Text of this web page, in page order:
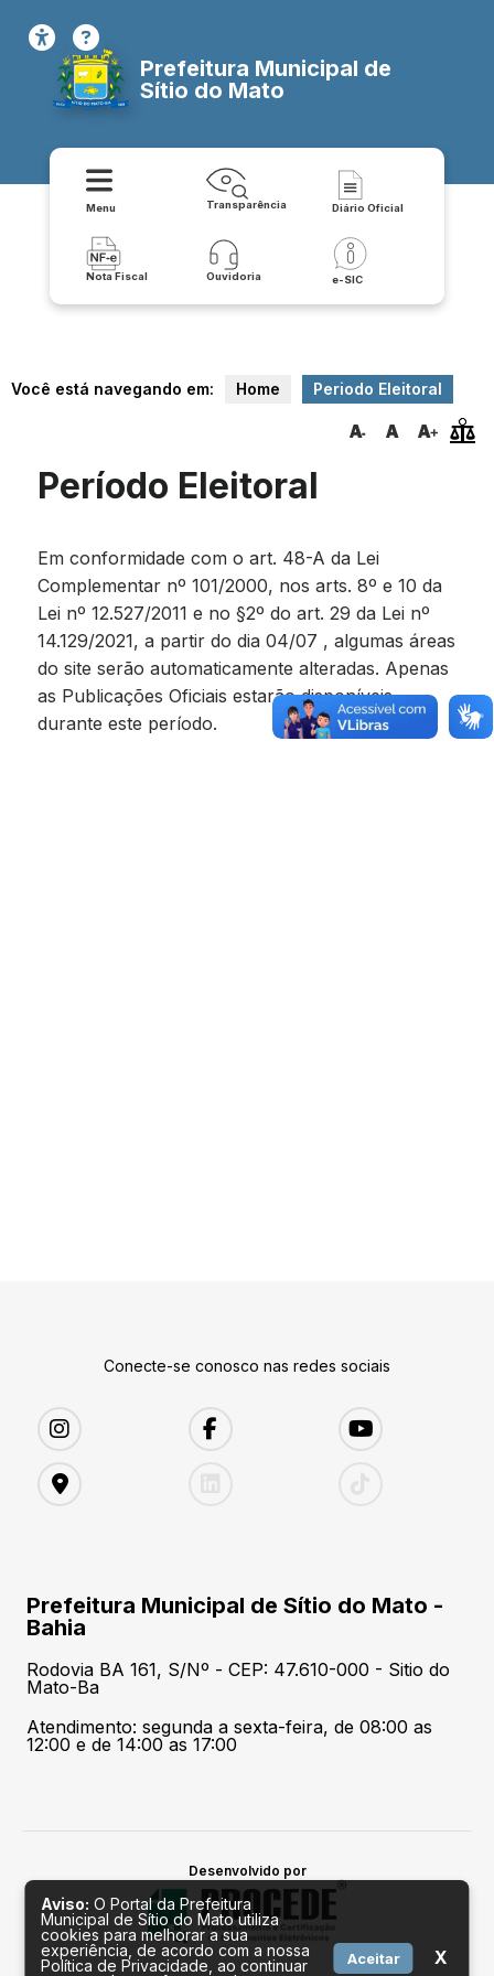
Prefeitura Municipal de
Sítio do Mato
Menu Transparência Diário Oficial
Nota Fiscal Ouvidoria e-SIC
Você está navegando em: Home Periodo Eleitoral
Período Eleitoral
Em conformidade com o art. 48-A da Lei
Complementar nº 101/2000, nos arts. 8º e 10 da
Lei nº 12.527/2011 e no §2º do art. 29 da Lei nº
14.129/2021, a partir do dia 04/07 , algumas áreas
do site serão automaticamente alteradas. Apenas
as Publicações Oficiais estarão disponíveis
durante este período.
Conecte-se conosco nas redes sociais
Prefeitura Municipal de Sítio do Mato -
Bahia
Rodovia BA 161, S/Nº - CEP: 47.610-000 - Sitio do
Mato-Ba
Atendimento: segunda a sexta-feira, de 08:00 as
12:00 e de 14:00 as 17:00
Desenvolvido por
Aviso: O Portal da Prefeitura
Municipal de Sítio do Mato utiliza
cookies para melhorar a sua
experiência, de acordo com a nossa
Política de Privacidade, ao continuar
Aceitar X